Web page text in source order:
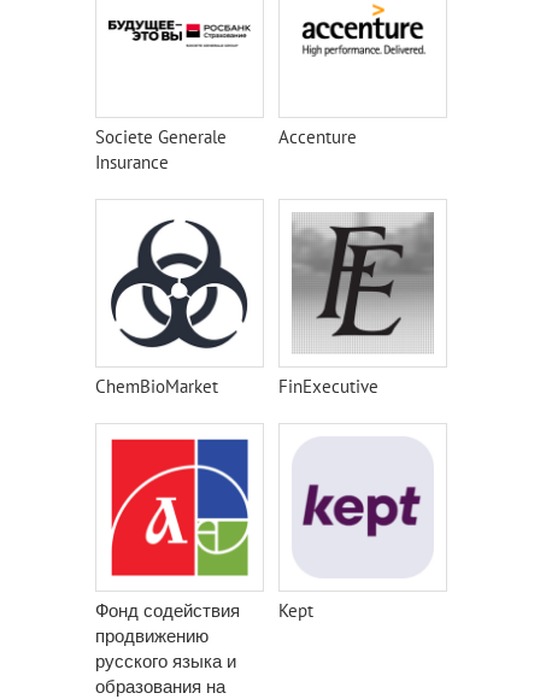
Societe Generale
Insurance
Accenture
ChemBioMarket FinExecutive
Фонд содействия
продвижению
русского языка и
образования на
Kept